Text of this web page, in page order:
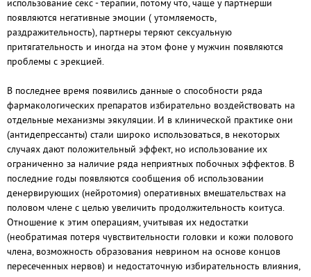
использование секс - терапии, потому что, чаще у партнерши
появляются негативные эмоции ( утомляемость,
раздражительность), партнеры теряют сексуальную
притягательность и иногда на этом фоне у мужчин появляются
проблемы с эрекцией.
В последнее время появились данные о способности ряда
фармакологических препаратов избирательно воздействовать на
отдельные механизмы эякуляции. И в клинической практике они
(антидепрессанты) стали широко использоваться, в некоторых
случаях дают положительный эффект, но использование их
ограниченно за наличие ряда неприятных побочных эффектов. В
последние годы появляются сообщения об использовании
денервирующих (нейротомия) оперативных вмешательствах на
половом члене с целью увеличить продолжительность коитуса.
Отношение к этим операциям, учитывая их недостатки
(необратимая потеря чувствительности головки и кожи полового
члена, возможность образования неврином на основе концов
пересеченных нервов) и недостаточную избирательность влияния,